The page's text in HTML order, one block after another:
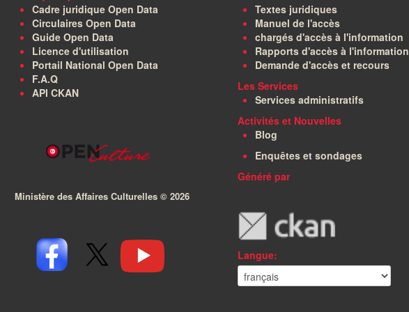
Cadre juridique Open Data
Circulaires Open Data
Guide Open Data
Licence d'utilisation
Portail National Open Data
F.A.Q
API CKAN
Ministère des Affaires Culturelles © 2026
Textes juridiques
Manuel de l'accès
chargés d'accès à l'information
Rapports d'accès à l'information
Demande d'accès et recours
Les Services
Services administratifs
Activités et Nouvelles
Blog
Enquêtes et sondages
Généré par
Langue